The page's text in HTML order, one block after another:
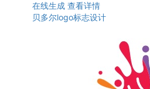
在线生成 查看详情
贝多尔logo标志设计